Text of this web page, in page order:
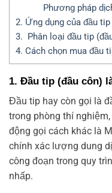
Phương pháp
2. Ứng dụng của đầu
3. Phân loại đầu tip
4. Cách chọn mua đầu
1. Đầu tip (đầu côn)
Đầu tip hay còn gọi là
trong phòng thí
động gọi cách khác là
chính xác lượng dung
công đoạn trong quy
nhấp.